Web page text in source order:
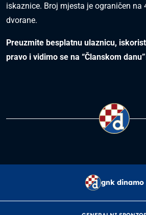
iskaznice. Broj mjesta je ograničen na
dvorane.
Preuzmite besplatnu ulaznicu,
pravo i vidimo se na “Članskom
gnk dinamo